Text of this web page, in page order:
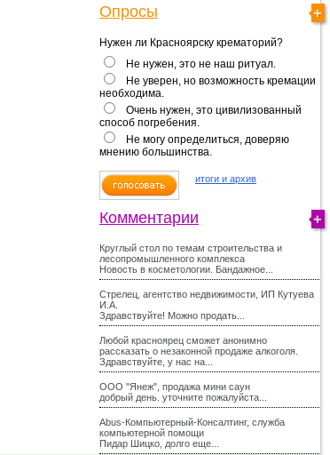
Опросы
Нужен ли Красноярску крематорий?
Не нужен, это не наш ритуал.
Не уверен, но возможность кремации
необходима.
Очень нужен, это цивилизованный
способ погребения.
Не могу определиться, доверяю
мнению большинства.
итоги и архив
Комментарии
Круглый стол по темам строительства и
лесопромышленного комплекса
Новость в косметологии. Бандажное...
Стрелец, агентство недвижимости, ИП Кутуева
И.А.
Здравствуйте! Можно продать...
Любой красноярец сможет анонимно
рассказать о незаконной продаже алкоголя.
Здравствуйте, у нас на...
ООО "Янеж", продажа мини саун
добрый день. уточните пожалуйста...
Abus-Компьютерный-Консалтинг, служба
компьютерной помощи
Пидар Шицко, долго еще...